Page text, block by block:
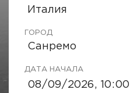
Италия
ГОРОД
Санремо
ДАТА НАЧАЛА